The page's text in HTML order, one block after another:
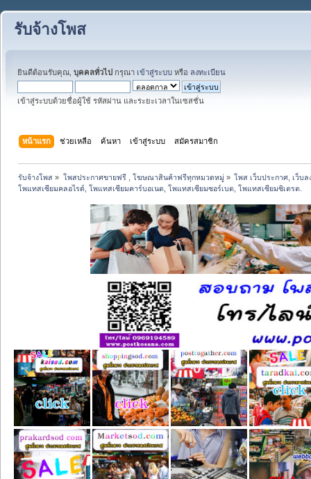
รับจ้างโพส
ยินดีต้อนรับคุณ, บุคคลทั่วไป กรุณา เข้าสู่ระบบ หรือ ลงทะเบียน
เข้าสู่ระบบด้วยชื่อผู้ใช้ รหัสผ่าน และระยะเวลาในเซสชั่น
หน้าแรก ช่วยเหลือ ค้นหา เข้าสู่ระบบ สมัครสมาชิก
รับจ้างโพส » โพสประกาศขายฟรี , โฆษณาสินค้าฟรีทุกหมวดหมู่» โพส เว็บประกาศ, เว็บ
โพแทสเซียมคลอไรด์, โพแทสเซียมคาร์บอเนต, โพแทสเซียมซอร์เบต, โพแทสเซียมซิเตรต.